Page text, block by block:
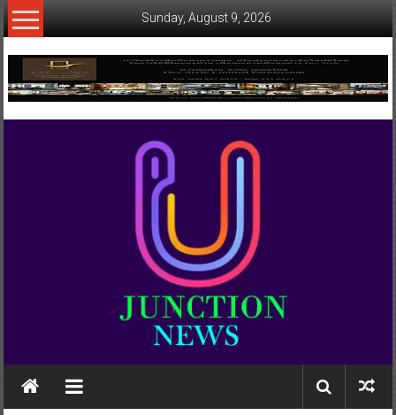
Skip
to
Sunday, August 9, 2026
www.ujunctionnews.com
เว็บ
ข่าว